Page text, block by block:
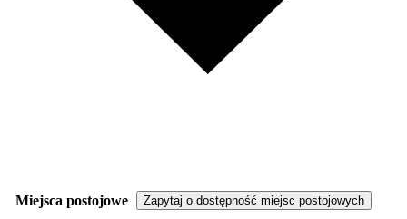
Miejsca postojowe Zapytaj o dostępność miejsc postojowych